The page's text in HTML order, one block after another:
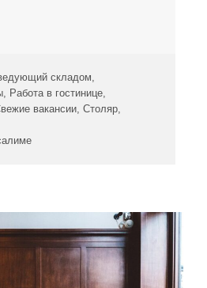
складом
, Работа в гостинице,
вакансии, Столяр,